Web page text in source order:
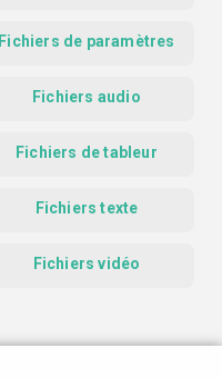
Fichiers de paramètres
Fichiers audio
Fichiers de tableur
Fichiers texte
Fichiers vidéo